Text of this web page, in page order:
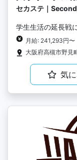
セカステ｜
学生生活の延長戦
月給: 241,293円〜
大阪府高槻市野
気